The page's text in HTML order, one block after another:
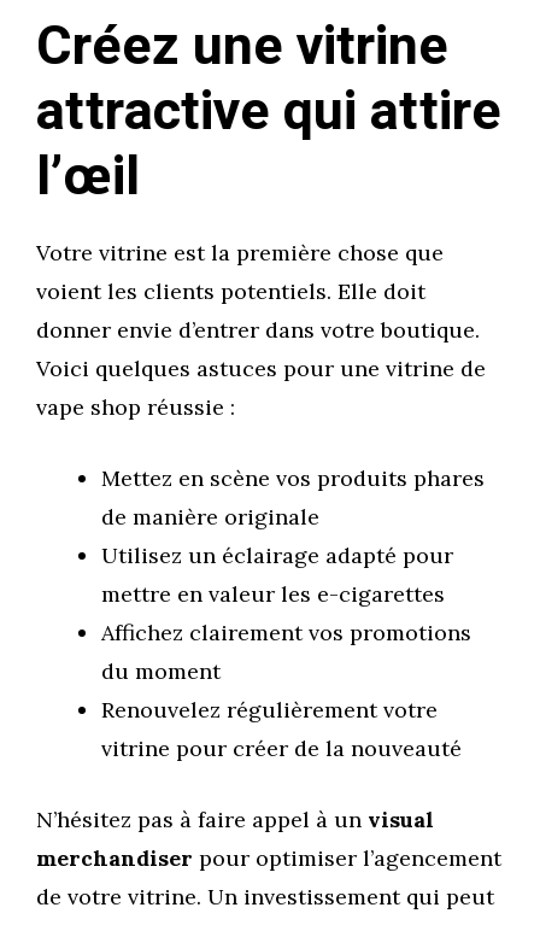
Créez une vitrine
attractive qui attire
l’œil
Votre vitrine est la première chose que
voient les clients potentiels. Elle doit
donner envie d’entrer dans votre boutique.
Voici quelques astuces pour une vitrine de
vape shop réussie :
Mettez en scène vos produits phares
de manière originale
Utilisez un éclairage adapté pour
mettre en valeur les e-cigarettes
Affichez clairement vos promotions
du moment
Renouvelez régulièrement votre
vitrine pour créer de la nouveauté
N’hésitez pas à faire appel à un visual
merchandiser pour optimiser l’agencement
de votre vitrine. Un investissement qui peut